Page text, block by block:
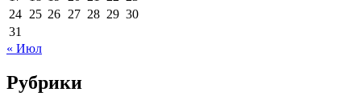
24 25 26 27 28 29 30
31
« Июл
Рубрики